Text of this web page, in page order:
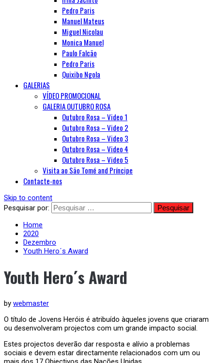
Pedro Paris
Manuel Mateus
Miguel Nicolau
Monica Manuel
Paulo Falcão
Pedro Paris
Quixibo Ngola
GALERIAS
VÍDEO PROMOCIONAL
GALERIA OUTUBRO ROSA
Outubro Rosa – Video 1
Outubro Rosa – Video 2
Outubro Rosa – Video 3
Outubro Rosa – Video 4
Outubro Rosa – Video 5
Visita ao São Tomé and Príncipe
Contacte-nos
Skip to content
Pesquisar por:
Home
2020
Dezembro
Youth Hero´s Award
Youth Hero´s Award
Published
Dezembro
10,
7,
2021
by webmaster
O título de Jovens Heróis é atribuído àqueles jovens que criaram
ou desenvolveram projectos com um grande impacto social.
Estes projectos deverão dar resposta e alívio a problemas
sociais e devem estar directamente relacionados com um ou